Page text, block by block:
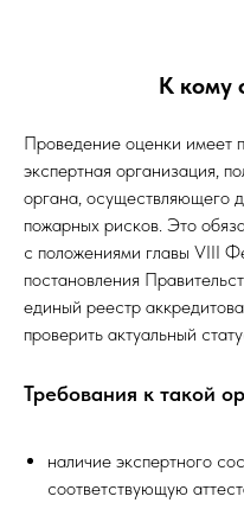
К кому
Проведение оценки имеет
экспертная организация,
органа, осуществляющего
пожарных рисков. Это
с положениями главы VIII
постановления
единый реестр
проверить актуальный
Требования к такой
наличие экспертного
соответствующую